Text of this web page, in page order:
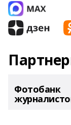
Фотобанк